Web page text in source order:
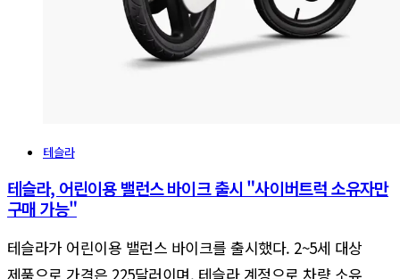
테슬라
테슬라, 어린이용 밸런스 바이크 출시 "사이버트럭 소유자만
구매 가능"
테슬라가 어린이용 밸런스 바이크를 출시했다. 2~5세 대상
제품으로 가격은 225달러이며, 테슬라 계정으로 차량 소유